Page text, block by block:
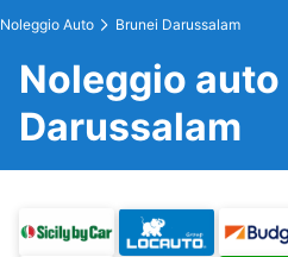
Noleggio Auto Brunei Darussalam
Noleggio
Darussalam